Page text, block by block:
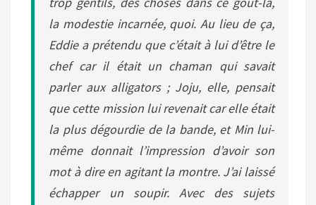
la modestie incarnée, quoi. Au lieu de ça,
Eddie a prétendu que c’était à lui d’être le
chef car il était un chaman qui savait
parler aux alligators ; Joju, elle, pensait
que cette mission lui revenait car elle était
la plus dégourdie de la bande, et Min lui-
même donnait l’impression d’avoir son
mot à dire en agitant la montre. J’ai laissé
échapper un soupir. Avec des sujets